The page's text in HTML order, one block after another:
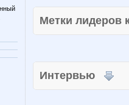
Метки
Интервью